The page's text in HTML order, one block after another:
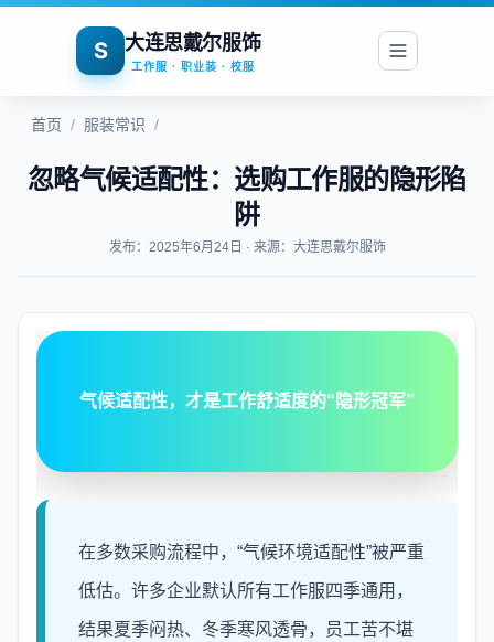
S 大连思戴尔服饰
工作服 · 职业装 · 校服
首页 / 服装常识 /
忽略气候适配性：选购工作服的隐形陷
阱
发布：2025年6月24日 · 来源：大连思戴尔服饰
气候适配性，才是工作舒适度的“隐形冠军”
在多数采购流程中，“气候环境适配性”被严重
低估。许多企业默认所有工作服四季通用，
结果夏季闷热、冬季寒风透骨，员工苦不堪